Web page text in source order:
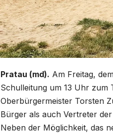
Pratau (md). Am Freitag,
Schulleitung um 13 Uhr zum
Oberbürgermeister Torsten
Bürger als auch Vertreter
Neben der Möglichkeit, das